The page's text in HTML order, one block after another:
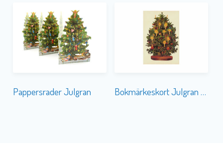
Pappersrader Julgran Bokmärkeskort Julgran 5156